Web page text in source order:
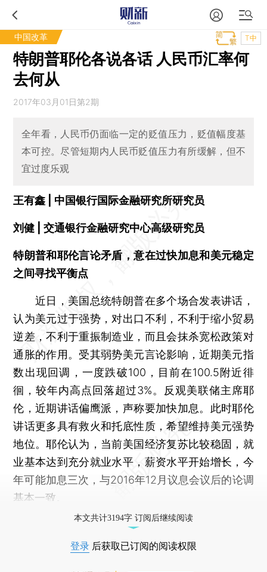
中国改革 T中
特朗普耶伦各说各话 人民币汇率何
去何从
2017年03月01日第2期
全年看，人民币仍面临一定的贬值压力，贬值幅度基
本可控。尽管短期内人民币贬值压力有所缓解，但不
宜过度乐观
王有鑫 | 中国银行国际金融研究所研究员
刘健 | 交通银行金融研究中心高级研究员
特朗普和耶伦言论矛盾，意在过快加息和美元稳定
之间寻找平衡点
近日，美国总统特朗普在多个场合发表讲话，
认为美元过于强势，对出口不利，不利于缩小贸易
逆差，不利于重振制造业，而且会抹杀宽松政策对
通胀的作用。受其弱势美元言论影响，近期美元指
数出现回调，一度跌破100，目前在100.5附近徘
徊，较年内高点回落超过3%。反观美联储主席耶
伦，近期讲话偏鹰派，声称要加快加息。此时耶伦
讲话更多具有救火和托底性质，希望维持美元强势
地位。耶伦认为，当前美国经济复苏比较稳固，就
业基本达到充分就业水平，薪资水平开始增长，今
年可能加息三次，与2016年12月议息会议后的论调
基本一致。
本文共计3194字 订阅后继续阅读
登录 后获取已订阅的阅读权限